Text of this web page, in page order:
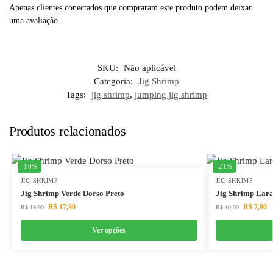
Apenas clientes conectados que compraram este produto podem deixar
uma avaliação.
SKU:
Não aplicável
Categoria:
Jig Shrimp
Tags:
jig shrimp, jumping jig shrimp
Produtos relacionados
-10%
JIG SHRIMP
Jig Shrimp Verde Dorso Preto
R$19,90 R$17,90
Ver opções
-21%
JIG SHRIMP
Jig Shrimp
R$10,00 R$7,90